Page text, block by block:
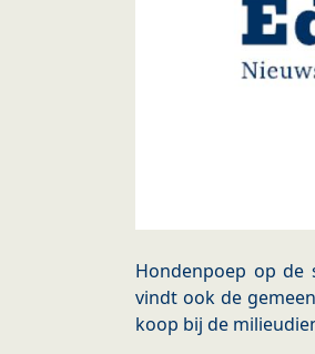
Hondenpoep op de
vindt ook de
koop bij de